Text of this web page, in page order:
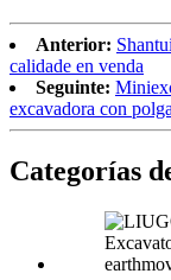
Anterior:
calidade en venda
Seguinte:
excavadora con
Categorías